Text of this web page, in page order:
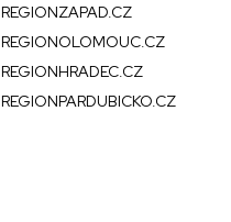
REGIONZAPAD.CZ
REGIONOLOMOUC.CZ
REGIONHRADEC.CZ
REGIONPARDUBICKO.CZ